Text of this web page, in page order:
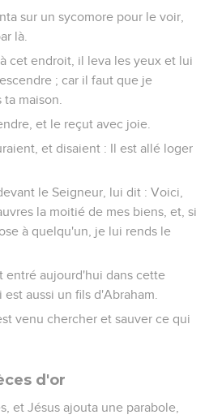
sur un sycomore pour le voir,
là.
cet endroit, il leva les yeux et lui
; car il faut que je
maison.
et le reçut avec joie.
et disaient : Il est allé loger
le Seigneur, lui dit : Voici,
la moitié de mes biens, et, si
à quelqu'un, je lui rends le
entré aujourd'hui dans cette
aussi un fils d'Abraham.
venu chercher et sauver ce qui
d'or
et Jésus ajouta une parabole,